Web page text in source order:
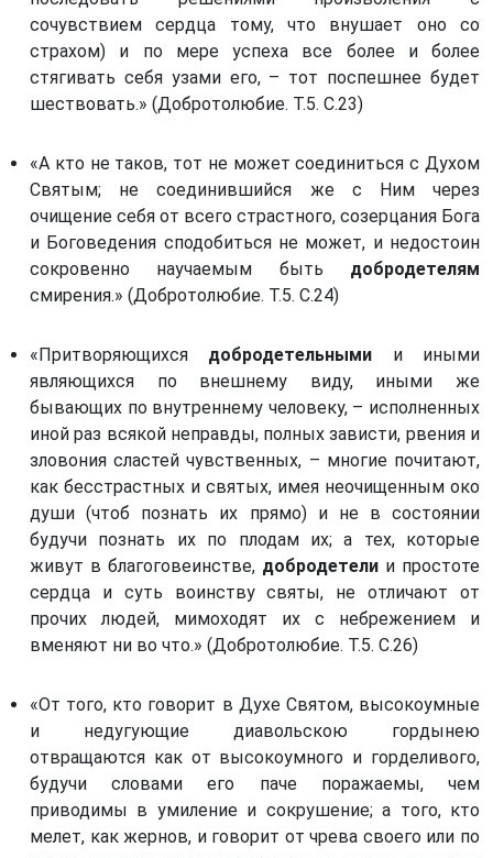
сочувствием сердца тому, что внушает оно со
страхом) и по мере успеха все более и более
стягивать себя узами его, – тот поспешнее будет
шествовать.» (Добротолюбие. Т.5. С.23)
«А кто не таков, тот не может соединиться с Духом
Святым; не соединившийся же с Ним через
очищение себя от всего страстного, созерцания Бога
и Боговедения сподобиться не может, и недостоин
сокровенно научаемым быть добродетелям
смирения.» (Добротолюбие. Т.5. С.24)
«Притворяющихся добродетельными и иными
являющихся по внешнему виду, иными же
бывающих по внутреннему человеку, – исполненных
иной раз всякой неправды, полных зависти, рвения и
зловония сластей чувственных, – многие почитают,
как бесстрастных и святых, имея неочищенным око
души (чтоб познать их прямо) и не в состоянии
будучи познать их по плодам их; а тех, которые
живут в благоговеинстве, добродетели и простоте
сердца и суть воинству святы, не отличают от
прочих людей, мимоходят их с небрежением и
вменяют ни во что.» (Добротолюбие. Т.5. С.26)
«От того, кто говорит в Духе Святом, высокоумные
и недугующие диавольскою гордынею
отвращаются как от высокоумного и горделивого,
будучи словами его паче поражаемы, чем
приводимы в умиление и сокрушение; а того, кто
мелет, как жернов, и говорит от чрева своего или по